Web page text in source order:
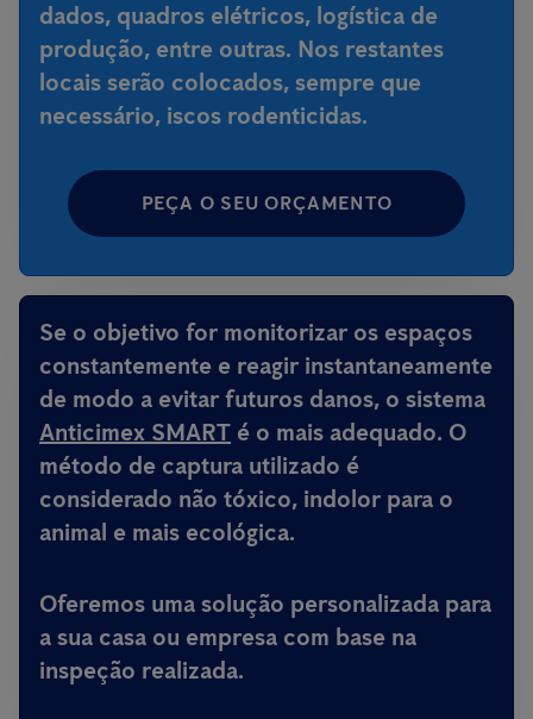
dados, quadros elétricos, logística de
produção, entre outras. Nos restantes
locais serão colocados, sempre que
necessário, iscos rodenticidas.
PEÇA O SEU ORÇAMENTO
Se o objetivo for monitorizar os espaços
constantemente e reagir instantaneamente
de modo a evitar futuros danos, o sistema
Anticimex SMART é o mais adequado. O
método de captura utilizado é
considerado não tóxico, indolor para o
animal e mais ecológica.
Oferemos uma solução personalizada para
a sua casa ou empresa com base na
inspeção realizada.